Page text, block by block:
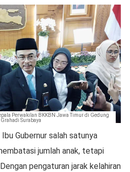
Perwakilan BKKBN Jawa Timur di Gedung
Grahadi Surabaya
Gubernur salah satunya
jumlah anak, tetapi
pengaturan jarak kelahiran